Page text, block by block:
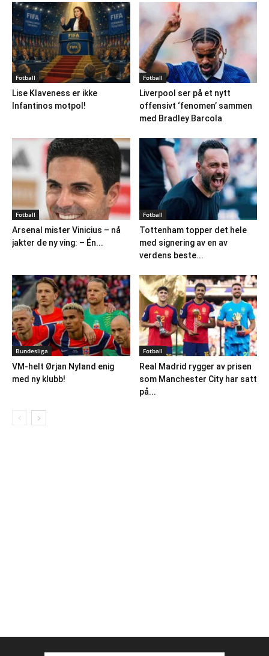
Fotball
Lise Klaveness er ikke
Infantinos motpol!
Fotball
Liverpool ser på et nytt
offensivt ‘fenomen’ sammen
med Bradley Barcola
Fotball
Arsenal mister Vinicius – nå
jakter de ny ving: – Én...
Fotball
Tottenham topper det hele
med signering av en av
verdens beste...
Bundesliga
VM-helt Ørjan Nyland enig
med ny klubb!
Fotball
Real Madrid rygger av prisen
som Manchester City har satt
på...